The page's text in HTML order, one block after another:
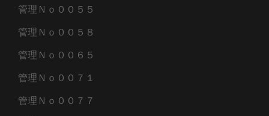
管理Ｎｏ００５５
管理Ｎｏ００５８
管理Ｎｏ００６５
管理Ｎｏ００７１
管理Ｎｏ００７７